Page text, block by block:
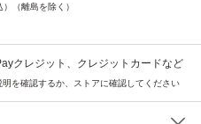
）（離島を除く）
クレジット、クレジットカードなど
を確認するか、ストアに確認してください